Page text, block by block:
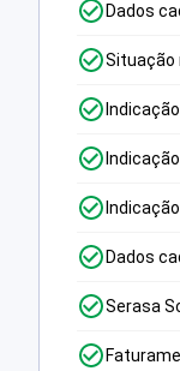
Dados
Situação
Dados
Serasa